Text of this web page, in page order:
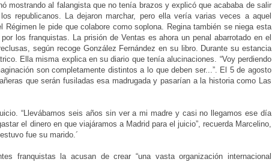
mostrando al falangista que no tenía brazos y explicó que acababa de salir
republicanos. La dejaron marchar, pero ella vería varias veces a aquel
Régimen le pide que colabore como soplona. Regina también se niega esta
los franquistas. La prisión de Ventas es ahora un penal abarrotado en el
según recoge González Fernández en su libro. Durante su estancia
Ella misma explica en su diario que tenía alucinaciones. “Voy perdiendo
son completamente distintos a lo que deben ser...”. El 5 de agosto
que serán fusiladas esa madrugada y pasarían a la historia como Las
“Llevábamos seis años sin ver a mi madre y casi no llegamos ese día
el dinero en que viajáramos a Madrid para el juicio”, recuerda Marcelino,
fue su marido.´
franquistas la acusan de crear “una vasta organización internacional